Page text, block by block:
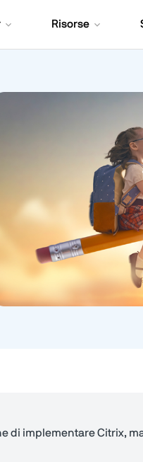
Risorse
di implementare Citrix,